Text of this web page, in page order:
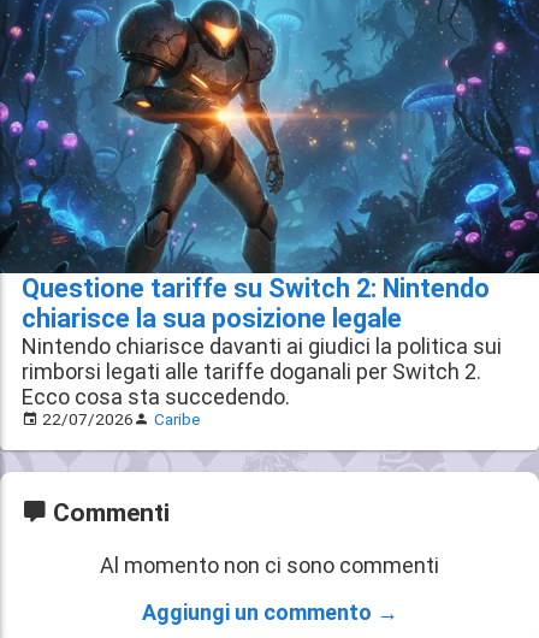
Questione tariffe su Switch 2: Nintendo
chiarisce la sua posizione legale
Nintendo chiarisce davanti ai giudici la politica sui
rimborsi legati alle tariffe doganali per Switch 2.
Ecco cosa sta succedendo.
22/07/2026 Caribe
Commenti
Al momento non ci sono commenti
Aggiungi un commento →